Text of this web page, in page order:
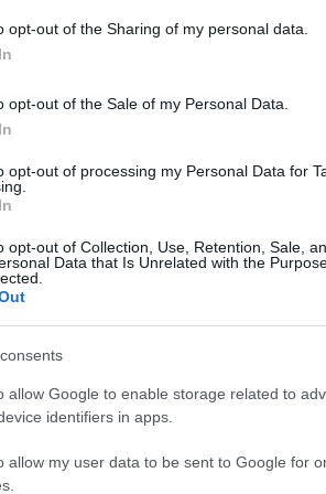
opt-out of the Sharing of my personal data.
opt-out of the Sale of my Personal Data.
opt-out of processing my Personal Data for
opt-out of Collection, Use, Retention, Sale,
Data that Is Unrelated with the
allow Google to enable storage related to
identifiers in apps.
allow my user data to be sent to Google for
Múzeumának.
volt a legfőbb mecénása a
Artists (YBA) csoportnak,
Tracy Emin, vagy Damien Hirst.
mindkét művésztől.
London elegáns Chelsea
származó fiatal tehetségek